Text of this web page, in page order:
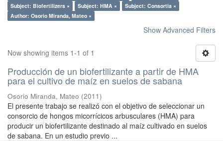
Subject: Biofertilizers ×
Subject: HMA ×
Subject: Consortia ×
Author: Osorio Miranda, Mateo ×
Show Advanced Filters
Now showing items 1-1 of 1
Producción de un biofertilizante a partir de HMA
para el cultivo de maíz en suelos de sabana
Osorio Miranda, Mateo (2011)
El presente trabajo se realizó con el objetivo de seleccionar un
consorcio de hongos micorrícicos arbusculares (HMA) para
producir un biofertilizante destinado al maíz cultivado en suelos
de sabana. En un estudio previo ...